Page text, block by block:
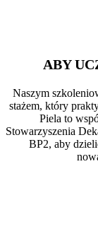
ABY
Naszym
stażem, który
Piela to
Stowarzyszenia
BP2, aby